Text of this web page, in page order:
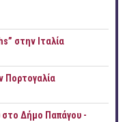
στην Ιταλία
Πορτογαλία
στο Δήμο Παπάγου -